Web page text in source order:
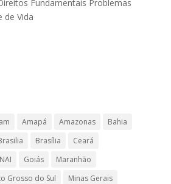
Fundamentais Problemas
de Vida
am Amapá Amazonas
Bahia
Brasília
Ceará
Goiás
Maranhão
Grosso do Sul
Minas Gerais